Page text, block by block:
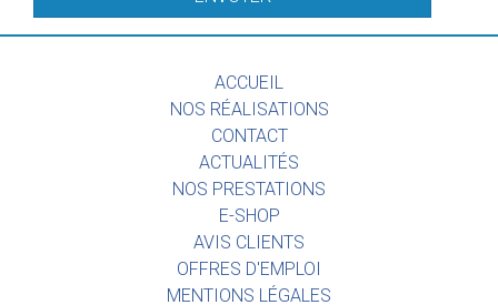
ACCUEIL
NOS RÉALISATIONS
CONTACT
ACTUALITÉS
NOS PRESTATIONS
E-SHOP
AVIS CLIENTS
OFFRES D'EMPLOI
MENTIONS LÉGALES